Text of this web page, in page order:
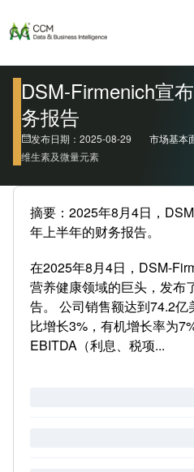
DSM-Firmenich宣
务报告
发布日期：2025-08-29
市场基本
维生素及微量元素
摘要：2025年8月4日，
年上半年的财务报告。
在2025年8月4日，DSM-
营养健康领域的巨头，发布
告。 公司销售额达到74.2
比增长3%，有机增长率为
EBITDA（利息、税项...